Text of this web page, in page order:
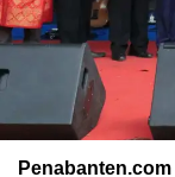
Penabanten.com